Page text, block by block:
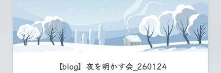
【blog】夜を明かす会_260124